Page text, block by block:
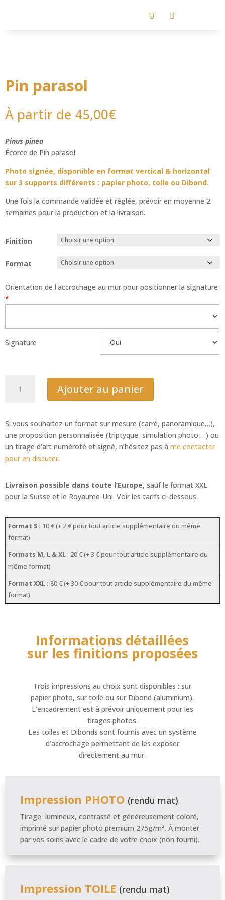
U 
/ Pin parasol
Pin parasol
À partir de 45,00€
Pinus pinea
Écorce de Pin parasol
Photo signée, disponible en format vertical & horizontal
sur 3 supports différents : papier photo, toile ou Dibond.
Une fois la commande validée et réglée, prévoir en moyenne 2
semaines pour la production et la livraison.
Finition
Format
Orientation de l'accrochage au mur pour positionner la signature
*
Signature
Ajouter au panier
Si vous souhaitez un format sur mesure (carré, panoramique…),
une proposition personnalisée (triptyque, simulation photo,…) ou
un tirage d’art numéroté et signé, n’hésitez pas à me contacter
pour en discuter.
Livraison possible dans toute l’Europe, sauf le format XXL
pour la Suisse et le Royaume-Uni. Voir les tarifs ci-dessous.
Format S : 10 € (+ 2 € pour tout article supplémentaire du même
format)
Formats M, L & XL : 20 € (+ 3 € pour tout article supplémentaire du
même format)
Format XXL : 80 € (+ 30 € pour tout article supplémentaire du même
format)
Informations détaillées
sur les finitions proposées
Trois impressions au choix sont disponibles : sur
papier photo, sur toile ou sur Dibond (aluminium).
L’encadrement est à prévoir uniquement pour les
tirages photos.
Les toiles et Dibonds sont fournis avec un système
d’accrochage permettant de les exposer
directement au mur.
Impression PHOTO (rendu mat)
Tirage lumineux, contrasté et généreusement coloré,
imprimé sur papier photo premium 275g/m². À monter
par vos soins avec le cadre de votre choix (non fourni).
Impression TOILE (rendu mat)